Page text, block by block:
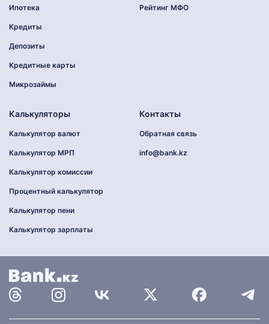
Ипотека
Кредиты
Депозиты
Кредитные карты
Микрозаймы
Рейтинг МФО
Калькуляторы
Калькулятор валют
Калькулятор МРП
Калькулятор комиссии
Процентный калькулятор
Калькулятор пени
Калькулятор зарплаты
Контакты
Обратная связь
info@bank.kz